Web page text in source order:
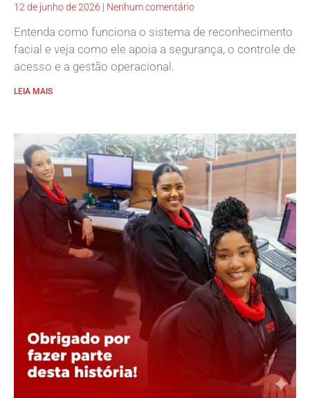
12 de junho de 2026 Nenhum comentário
Entenda como funciona o sistema de reconhecimento
facial e veja como ele apoia a segurança, o controle de
acesso e a gestão operacional.
LEIA MAIS